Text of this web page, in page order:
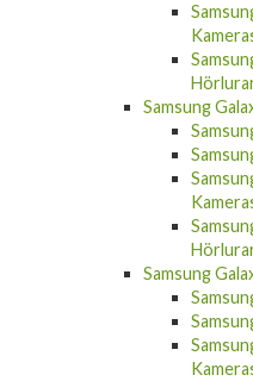
Samsung
Samsung